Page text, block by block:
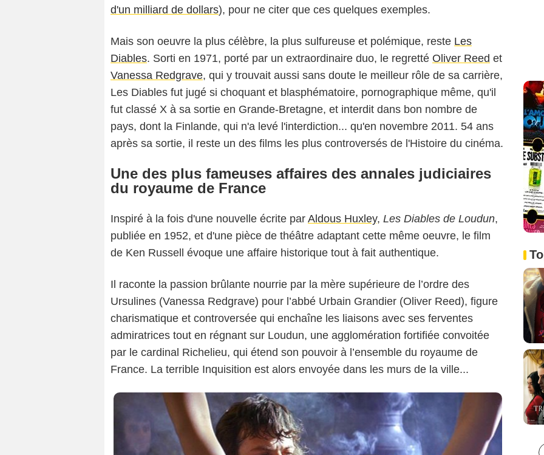
d'un milliard de dollars), pour ne citer que ces quelques exemples.
Mais son oeuvre la plus célèbre, la plus sulfureuse et polémique, reste Les
Diables. Sorti en 1971, porté par un extraordinaire duo, le regretté Oliver Reed et
Vanessa Redgrave, qui y trouvait aussi sans doute le meilleur rôle de sa carrière,
Les Diables fut jugé si choquant et blasphématoire, pornographique même, qu'il
fut classé X à sa sortie en Grande-Bretagne, et interdit dans bon nombre de
pays, dont la Finlande, qui n'a levé l'interdiction... qu'en novembre 2011. 54 ans
après sa sortie, il reste un des films les plus controversés de l'Histoire du cinéma.
Une des plus fameuses affaires des annales judiciaires
du royaume de France
Inspiré à la fois d'une nouvelle écrite par Aldous Huxley, Les Diables de Loudun,
publiée en 1952, et d'une pièce de théâtre adaptant cette même oeuvre, le film
de Ken Russell évoque une affaire historique tout à fait authentique.
Il raconte la passion brûlante nourrie par la mère supérieure de l’ordre des
Ursulines (Vanessa Redgrave) pour l’abbé Urbain Grandier (Oliver Reed), figure
charismatique et controversée qui enchaîne les liaisons avec ses ferventes
admiratrices tout en régnant sur Loudun, une agglomération fortifiée convoitée
par le cardinal Richelieu, qui étend son pouvoir à l’ensemble du royaume de
France. La terrible Inquisition est alors envoyée dans les murs de la ville...
Warner Bros.